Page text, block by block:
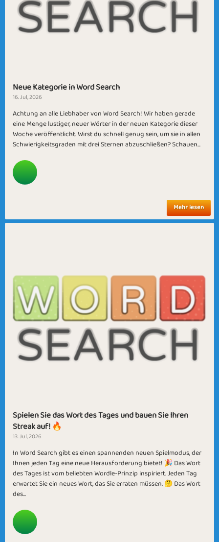
Neue Kategorie in Word Search
16. Jul, 2026
Achtung an alle Liebhaber von Word Search! Wir haben gerade
eine Menge lustiger, neuer Wörter in der neuen Kategorie dieser
Woche veröffentlicht. Wirst du schnell genug sein, um sie in allen
Schwierigkeitsgraden mit drei Sternen abzuschließen? Schauen...
Mehr lesen
Spielen Sie das Wort des Tages und bauen Sie Ihren
Streak auf! 🔥
13. Jul, 2026
In Word Search gibt es einen spannenden neuen Spielmodus, der
Ihnen jeden Tag eine neue Herausforderung bietet! 🎉 Das Wort
des Tages ist vom beliebten Wordle-Prinzip inspiriert. Jeden Tag
erwartet Sie ein neues Wort, das Sie erraten müssen. 🤔 Das Wort
des...